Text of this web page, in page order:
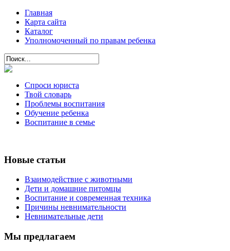
Главная
Карта сайта
Каталог
Уполномоченный по правам ребенка
Спроси юриста
Твой словарь
Проблемы воспитания
Обучение ребенка
Воспитание в семье
Новые статьи
Взаимодействие с животными
Дети и домашние питомцы
Воспитание и современная техника
Причины невнимательности
Невнимательные дети
Мы предлагаем